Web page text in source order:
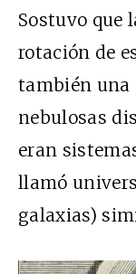
Sostuvo que
rotación de
también una
nebulosas
eran
llamó
galaxias)